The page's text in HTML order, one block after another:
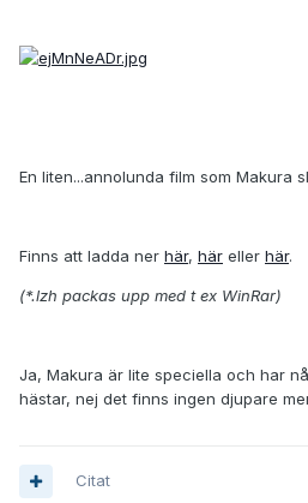
En liten...annolunda film som Makura
Finns att ladda ner här, här eller här.
(*.lzh packas upp med t ex WinRar)
Ja, Makura är lite speciella och har
hästar, nej det finns ingen djupare
Citat